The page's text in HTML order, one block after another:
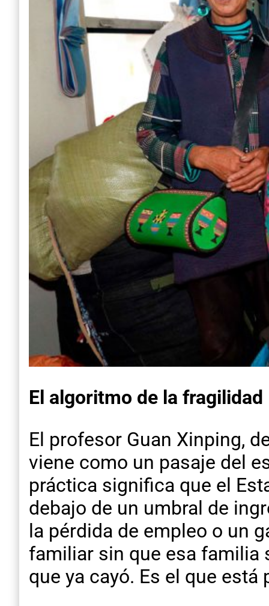
El algoritmo de la fragilidad
El profesor Guan Xinping,
viene como un pasaje del
práctica significa que el
debajo de un umbral de
la pérdida de empleo o un
familiar sin que esa familia
que ya cayó. Es el que está